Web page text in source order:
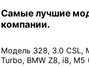
Самые лучшие
компании.
Модель 328, 3.0 CSL,
Turbo, BMW Z8, i8, M5